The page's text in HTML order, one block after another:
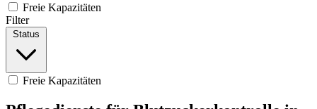
Freie Kapazitäten
Filter
Status
Freie Kapazitäten